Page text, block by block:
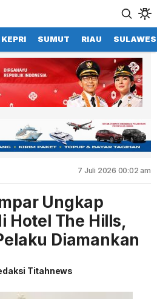
KEPRI SUMUT RIAU
7 Juli 2026 00:02 am
Ungkap
Hotel The Hills,
Diamankan
Titahnews